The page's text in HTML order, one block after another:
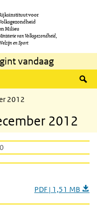
voor
Milieu
van Volksgezondheid,
en Sport
vandaag
2012
2012
PDF | 1,51 MB